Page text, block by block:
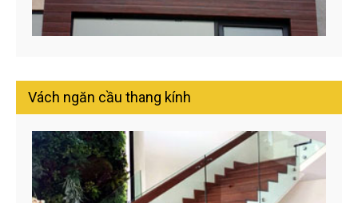
Vách ngăn cầu thang kính